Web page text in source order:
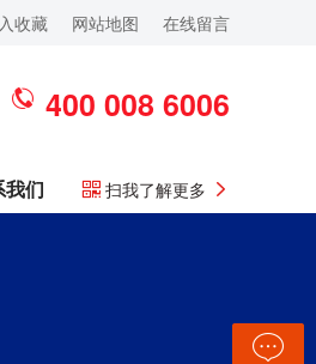
收藏 网站地图 在线留言
400 008 6006
我们 扫我了解更多